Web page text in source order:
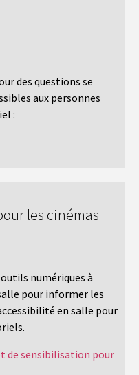
des questions se
aux personnes
:
les cinémas
numériques à
pour informer les
en salle pour
de sensibilisation pour